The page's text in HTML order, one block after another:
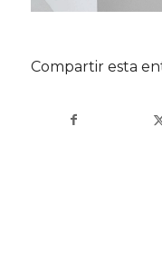
Compartir esta